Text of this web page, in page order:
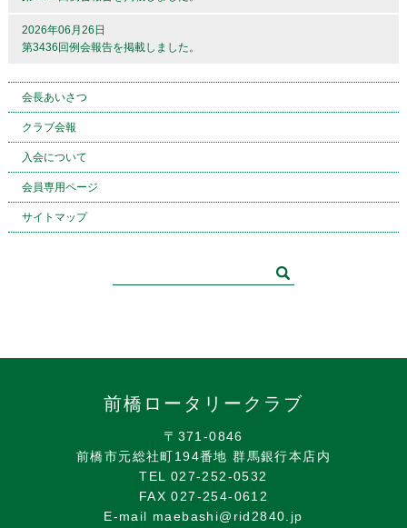
2026年06月26日
第3436回例会報告を掲載しました。
会長あいさつ
クラブ会報
入会について
会員専用ページ
サイトマップ
前橋ロータリークラブ
〒371-0846
前橋市元総社町194番地 群馬銀行本店内
TEL 027-252-0532
FAX 027-254-0612
E-mail maebashi@rid2840.jp